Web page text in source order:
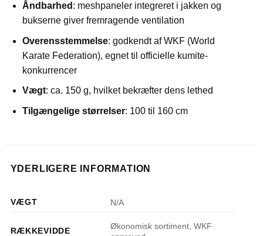
Åndbarhed : meshpaneler integreret i jakken og
bukserne giver fremragende ventilation
Overensstemmelse: godkendt af WKF (World
Karate Federation), egnet til officielle kumite-
konkurrencer
Vægt: ca. 150 g, hvilket bekræfter dens lethed
Tilgængelige størrelser: 100 til 160 cm
YDERLIGERE INFORMATION
VÆGT N/A
RÆKKEVIDDE
Økonomisk sortiment, WKF